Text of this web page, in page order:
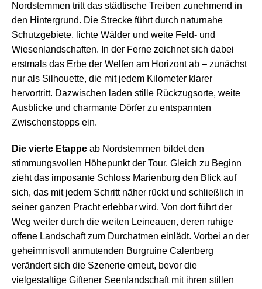
Nordstemmen tritt das städtische Treiben zunehmend in
den Hintergrund. Die Strecke führt durch naturnahe
Schutzgebiete, lichte Wälder und weite Feld- und
Wiesenlandschaften. In der Ferne zeichnet sich dabei
erstmals das Erbe der Welfen am Horizont ab – zunächst
nur als Silhouette, die mit jedem Kilometer klarer
hervortritt. Dazwischen laden stille Rückzugsorte, weite
Ausblicke und charmante Dörfer zu entspannten
Zwischenstopps ein.
Die vierte Etappe ab Nordstemmen bildet den
stimmungsvollen Höhepunkt der Tour. Gleich zu Beginn
zieht das imposante Schloss Marienburg den Blick auf
sich, das mit jedem Schritt näher rückt und schließlich in
seiner ganzen Pracht erlebbar wird. Von dort führt der
Weg weiter durch die weiten Leineauen, deren ruhige
offene Landschaft zum Durchatmen einlädt. Vorbei an der
geheimnisvoll anmutenden Burgruine Calenberg
verändert sich die Szenerie erneut, bevor die
vielgestaltige Giftener Seenlandschaft mit ihren stillen